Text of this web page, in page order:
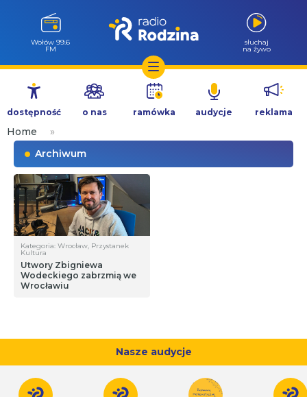
Przejdź
treści
Wołów 99.6
FM
słuchaj
na żywo
dostępność o nas ramówka audycje reklama
Home
»
Archiwum
Kategoria: Wrocław, Przystanek
Kultura
Utwory Zbigniewa
Wodeckiego zabrzmią we
Wrocławiu
Nasze audycje